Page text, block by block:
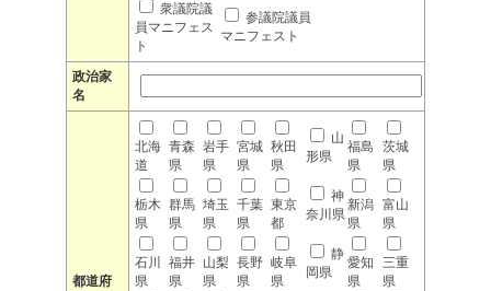
衆議院議
員マニフェス
ト
参議院議員
マニフェスト
政治家
名
都道府
北海
道
青森
県
岩手
県
宮城
県
秋田
県
山
形県
福島
県
茨城
県
栃木
県
群馬
県
埼玉
県
千葉
県
東京
都
神
奈川県
新潟
県
富山
県
石川
県
福井
県
山梨
県
長野
県
岐阜
県
静
岡県
愛知
県
三重
県